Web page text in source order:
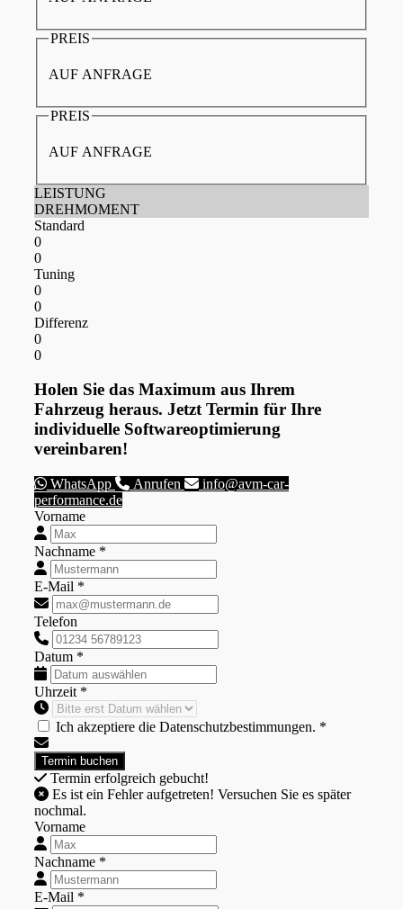
PREIS
AUF ANFRAGE
PREIS
AUF ANFRAGE
LEISTUNG
DREHMOMENT
Standard
0
0
Tuning
0
0
Differenz
0
0
Holen Sie das Maximum aus Ihrem
Fahrzeug heraus. Jetzt Termin für Ihre
individuelle Softwareoptimierung
vereinbaren!
WhatsApp Anrufen
info@avm-car-
performance.de
Vorname
Nachname *
E-Mail *
Telefon
Datum *
Uhrzeit *
Ich akzeptiere die Datenschutzbestimmungen. *
Termin erfolgreich gebucht!
nochmal.
Vorname
Nachname *
E-Mail *